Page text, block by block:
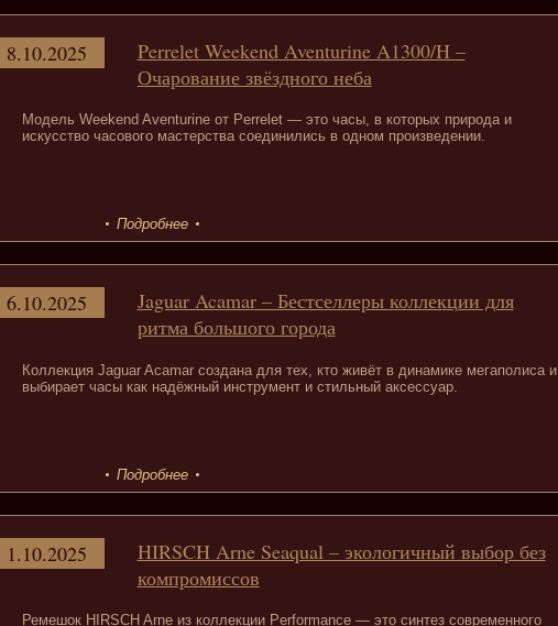
Perrelet Weekend Aventurine A1300/H –
Очарование звёздного неба
Модель Weekend Aventurine от Perrelet — это часы, в которых природа и
искусство часового мастерства соединились в одном произведении.
8.10.2025
Подробнее
Jaguar Acamar – Бестселлеры коллекции для
ритма большого города
Коллекция Jaguar Acamar создана для тех, кто живёт в динамике мегаполиса и
выбирает часы как надёжный инструмент и стильный аксессуар.
6.10.2025
Подробнее
HIRSCH Arne Seaqual – экологичный выбор без
компромиссов
Ремешок HIRSCH Arne из коллекции Performance — это синтез современного
1.10.2025